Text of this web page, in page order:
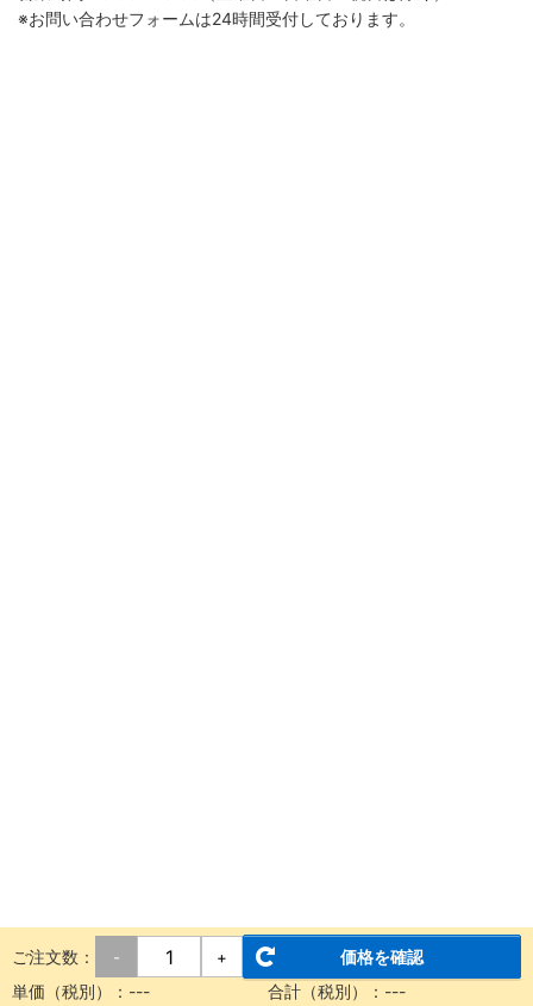
※お問い合わせフォームは24時間受付しております。
ご注文数： - +
価格を確認
単価（税別）： --- 合計（税別）： ---